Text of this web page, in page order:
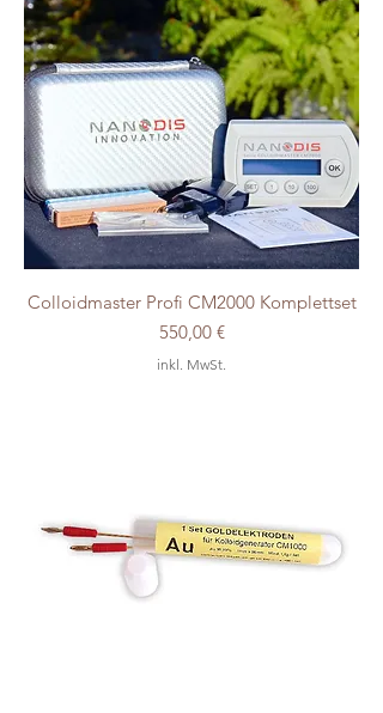
Colloidmaster Profi CM2000 Komplettset
Preis
550,00 €
inkl. MwSt.